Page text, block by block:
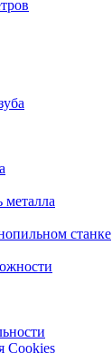
металла
станке
Cookies